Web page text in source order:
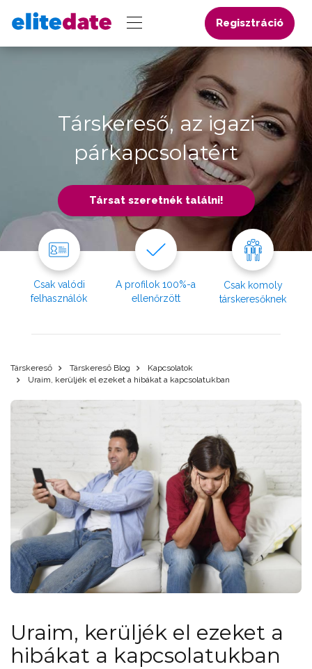
Regisztráció
Társkereső, az igazi
párkapcsolatért
Társat szeretnék találni!
Csak valódi
felhasználók
A profilok 100%-a
ellenőrzött
Csak komoly
társkeresőknek
Társkereső Társkereső Blog
Kapcsolatok
Uraim, kerüljék el ezeket a hibákat a kapcsolatukban
Uraim, kerüljék el ezeket a
hibákat a kapcsolatukban